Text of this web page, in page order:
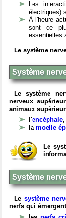
Les
électriques)
À l'heure
sont de
essentielles
Le système
Système
Le système
nerveux
animaux
l'encéphale,
la moelle
Le
Système
Le système
nerfs qui